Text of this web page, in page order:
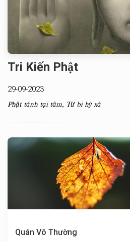
Tri Kiến Phật
29-09-2023
Phật tánh tại tâm, Từ bi hỷ xả
Quán Vô Thường